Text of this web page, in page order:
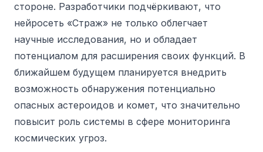
стороне. Разработчики подчёркивают, что
нейросеть «Страж» не только облегчает
научные исследования, но и обладает
потенциалом для расширения своих функций. В
ближайшем будущем планируется внедрить
возможность обнаружения потенциально
опасных астероидов и комет, что значительно
повысит роль системы в сфере мониторинга
космических угроз.